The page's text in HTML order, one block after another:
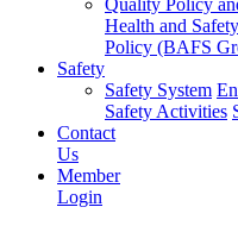
Quality Policy
Health and
Policy (BAFS
Safety
Safety System
Safety Activities
Contact
Us
Member
Login